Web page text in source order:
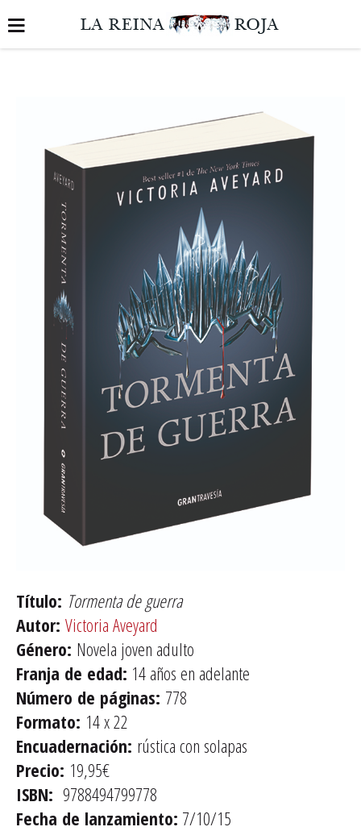
Título: Tormenta de guerra
Autor: Victoria Aveyard
Género: Novela joven adulto
Franja de edad: 14 años en adelante
Número de páginas: 778
Formato: 14 x 22
Encuadernación: rústica con solapas
Precio: 19,95€
ISBN: 9788494799778
Fecha de lanzamiento: 7/10/15